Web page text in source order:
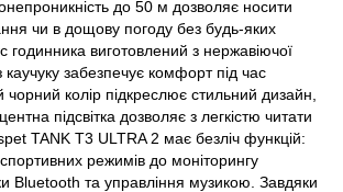
до 50 м дозволяє носити
чи в дощову погоду без будь-яких
годинника виготовлений з нержавіючої
каучуку забезпечує комфорт під час
чорний колір підкреслює стильний дизайн,
підсвітка дозволяє з легкістю читати
TANK T3 ULTRA 2 має безліч функцій:
режимів до моніторингу
Bluetooth та управління музикою. Завдяки